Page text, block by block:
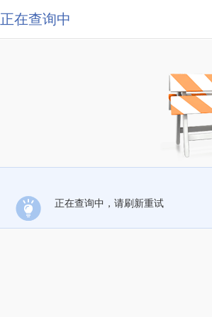
正在查询中
正在查询中，请刷新重试